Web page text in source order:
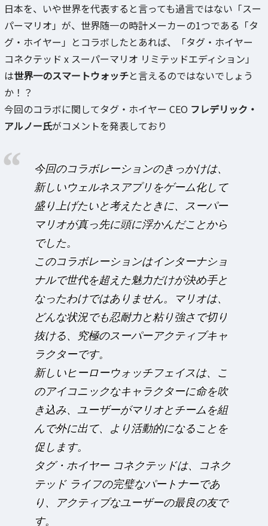
日本を、いや世界を代表すると言っても過言ではない「スー
パーマリオ」が、世界随一の時計メーカーの1つである「タ
グ・ホイヤー」とコラボしたとあれば、「タグ・ホイヤー
コネクテッド x スーパーマリオ リミテッドエディション」
は世界一のスマートウォッチと言えるのではないでしょう
か！？
今回のコラボに関してタグ・ホイヤー CEO フレデリック・
アルノー氏がコメントを発表しており
今回のコラボレーションのきっかけは、
新しいウェルネスアプリをゲーム化して
盛り上げたいと考えたときに、スーパー
マリオが真っ先に頭に浮かんだことから
でした。
このコラボレーションはインターナショ
ナルで世代を超えた魅力だけが決め手と
なったわけではありません。マリオは、
どんな状況でも忍耐力と粘り強さで切り
抜ける、究極のスーパーアクティブキャ
ラクターです。
新しいヒーローウォッチフェイスは、こ
のアイコニックなキャラクターに命を吹
き込み、ユーザーがマリオとチームを組
んで外に出て、より活動的になることを
促します。
タグ・ホイヤー コネクテッドは、コネク
テッド ライフの完璧なパートナーであ
り、アクティブなユーザーの最良の友で
す。